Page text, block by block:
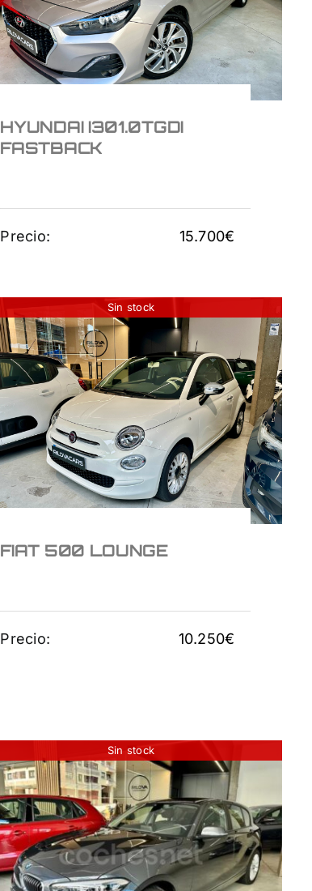
15.700€
HYUNDAI I301.0TGDI
FASTBACK
Precio: 15.700€
Sin stock
FIAT 500 LOUNGE
10.250€
FIAT 500 LOUNGE
Precio: 10.250€
Sin stock
BMW Serie 1 118i 5p.
16.950€